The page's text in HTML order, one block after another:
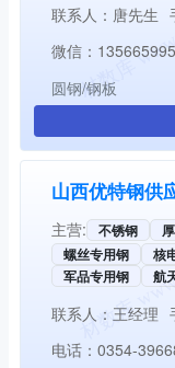
联系人： 唐先生
微信：
圆钢/钢板
山西优特钢供
主营: 不锈钢
螺丝专用钢
核
军品专用钢
航
联系人： 王经理
电话： 0354-